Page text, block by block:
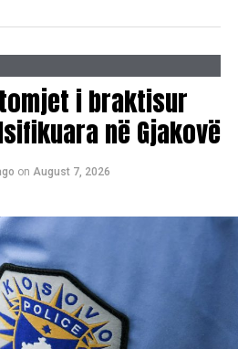
të afërmve të viktimave”, ka
i braktisur
në Gjakovë
on August 7, 2026